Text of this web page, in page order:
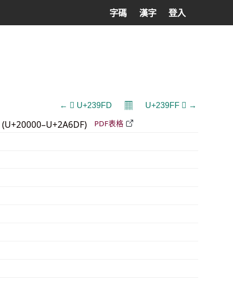
字碼 漢字 登入
← 𣧽 U+239FD 𝄜 U+239FF 𣧿 →
(U+20000–U+2A6DF) PDF表格